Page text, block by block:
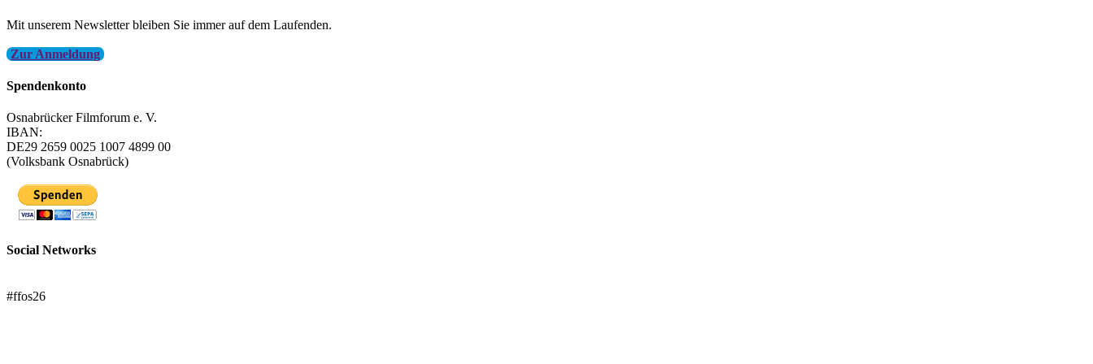
Mit unserem Newsletter bleiben Sie immer auf dem Laufenden.
Zur Anmeldung
Spendenkonto
Osnabrücker Filmforum e. V.
IBAN:
DE29 2659 0025 1007 4899 00
(Volksbank Osnabrück)
Social Networks
#ffos26